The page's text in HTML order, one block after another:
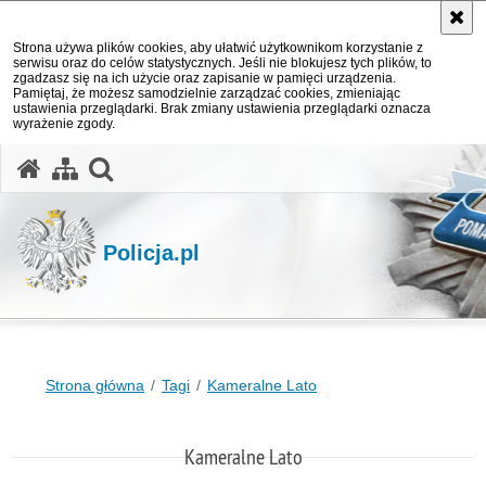
Strona używa plików cookies, aby ułatwić użytkownikom korzystanie z
serwisu oraz do celów statystycznych. Jeśli nie blokujesz tych plików, to
zgadzasz się na ich użycie oraz zapisanie w pamięci urządzenia.
Pamiętaj, że możesz samodzielnie zarządzać cookies, zmieniając
ustawienia przeglądarki. Brak zmiany ustawienia przeglądarki oznacza
wyrażenie zgody.
Policja.pl
Strona główna Tagi Kameralne Lato
Kameralne Lato